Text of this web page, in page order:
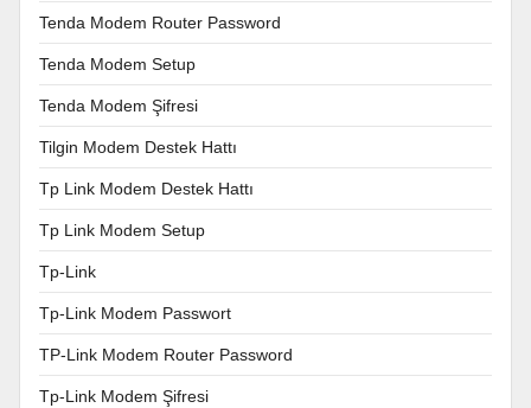
Tenda Modem Router Password
Tenda Modem Setup
Tenda Modem Şifresi
Tilgin Modem Destek Hattı
Tp Link Modem Destek Hattı
Tp Link Modem Setup
Tp-Link
Tp-Link Modem Passwort
TP-Link Modem Router Password
Tp-Link Modem Şifresi